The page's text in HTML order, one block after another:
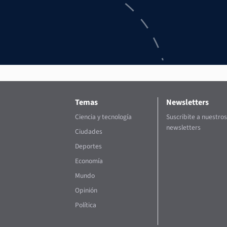
Temas
Ciencia y tecnología
Ciudades
Deportes
Economía
Mundo
Opinión
Política
Newsletters
Suscribite a nuestros
newsletters